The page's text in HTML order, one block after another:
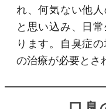
れ、何気ない他人
と思い込み、日
ります。自臭症
の治療が必要とさ